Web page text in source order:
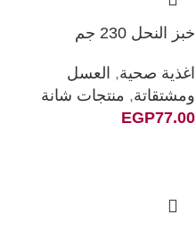
خبز النحل 230 جم
اغذية صحية, العسل
ومشتقاتة, منتجات شانة
EGP77.00